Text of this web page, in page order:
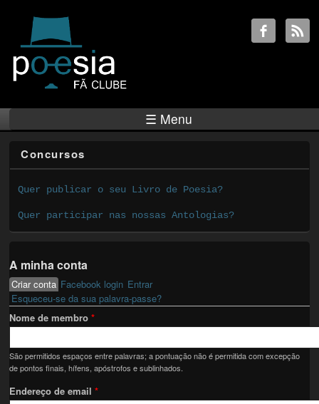
☰ Menu
Concursos
Quer publicar o seu Livro de Poesia?
Quer participar nas nossas Antologias?
A minha conta
Primary tabs
Criar conta (active tab)
Facebook login Entrar
Esqueceu-se da sua palavra-passe?
Nome de membro*
São permitidos espaços entre palavras; a pontuação não é permitida com excepção
de pontos finais, hífens, apóstrofos e sublinhados.
Endereço de email*